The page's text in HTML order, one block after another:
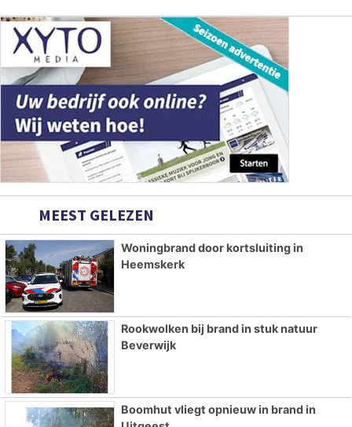
MEEST GELEZEN
Woningbrand door kortsluiting in
Heemskerk
Rookwolken bij brand in stuk natuur
Beverwijk
Boomhut vliegt opnieuw in brand in